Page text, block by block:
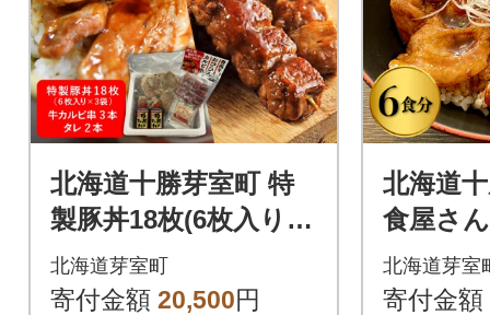
北海道十勝芽室町 特
製豚丼18枚(6枚入り×3
袋)・牛カルビ串3本セ
ット me046-002c
北海道芽室町
寄付金額 20,500円
北海道
食屋さ
ストラ
26-024c
北海道芽室
寄付金額